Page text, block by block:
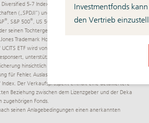
Investmentfonds
den Vertrieb
Diversified 5-7 Index ist ein Produkt von S&P Dow Jones Indices
(„SPDJI“) und wurde zur Verwendung durch die Deka
®, S&P 500®, US 500, The 500, iBoxx® , iTraxx®und CDX®sind
seinen Tochtergesellschaften („S&P“). Dow Jones
Trademark Holdings LLC („Dow Jones“). Deka iBoxx EUR
ETF wird von SPDJI, Dow Jones, S&P, ihren jeweiligen
unterstützt, verkauft noch gefördert und keine
hinsichtlich der Ratsamkeit der Investition in dieses
für Fehler, Auslassungen oder Störungen des iBoxx EUR
Index. Der Verkaufsprospekt enthält eine detailliertere
Beziehung zwischen dem Lizenzgeber und der Deka
zugehörigen Fonds.
seinen Anlagebedingungen einen anerkannten